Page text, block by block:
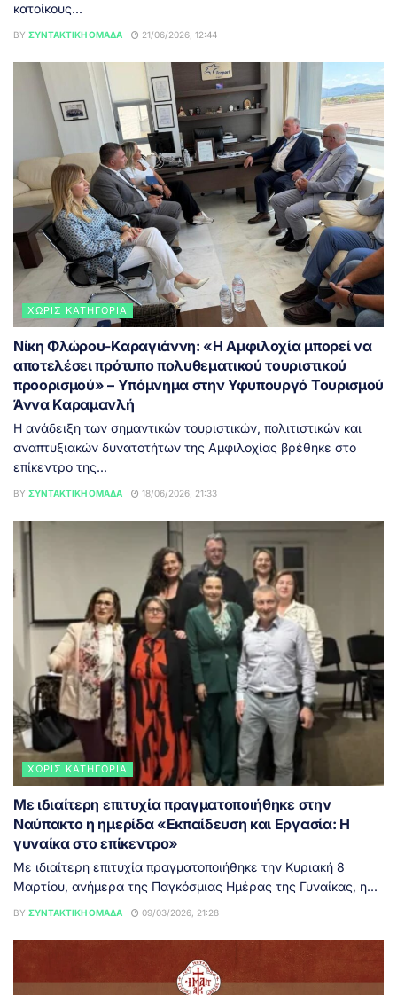
κατοίκους...
BY ΣΥΝΤΑΚΤΙΚΉ ΟΜΆΔΑ 21/06/2026, 12:44
ΧΩΡΊΣ ΚΑΤΗΓΟΡΊΑ
Νίκη Φλώρου-Καραγιάννη: «Η Αμφιλοχία μπορεί να
αποτελέσει πρότυπο πολυθεματικού τουριστικού
προορισμού» – Υπόμνημα στην Υφυπουργό Τουρισμού
Άννα Καραμανλή
Η ανάδειξη των σημαντικών τουριστικών, πολιτιστικών και
αναπτυξιακών δυνατοτήτων της Αμφιλοχίας βρέθηκε στο
επίκεντρο της...
BY ΣΥΝΤΑΚΤΙΚΉ ΟΜΆΔΑ 18/06/2026, 21:33
ΧΩΡΊΣ ΚΑΤΗΓΟΡΊΑ
Με ιδιαίτερη επιτυχία πραγματοποιήθηκε στην
Ναύπακτο η ημερίδα «Εκπαίδευση και Εργασία: Η
γυναίκα στο επίκεντρο»
Με ιδιαίτερη επιτυχία πραγματοποιήθηκε την Κυριακή 8
Μαρτίου, ανήμερα της Παγκόσμιας Ημέρας της Γυναίκας, η...
BY ΣΥΝΤΑΚΤΙΚΉ ΟΜΆΔΑ 09/03/2026, 21:28